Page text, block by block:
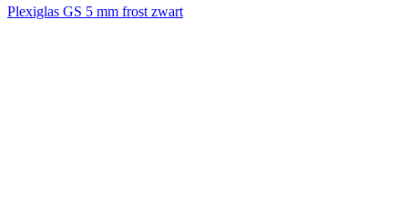
Plexiglas GS 5 mm frost zwart